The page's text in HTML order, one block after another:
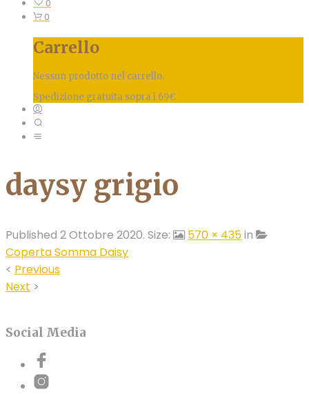
0
0
Carrello
Nessun prodotto nel carrello.
Spedizione gratuita sopra i 69€
daysy grigio
Published 2 Ottobre 2020. Size: 570 × 435in
Coperta Somma Daisy
< Previous
Next >
Social Media